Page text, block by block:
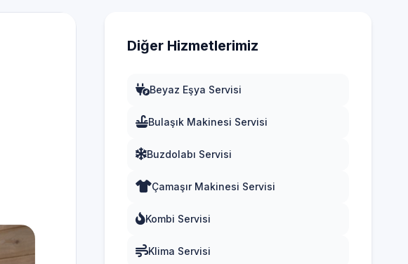
Diğer Hizmetlerimiz
Beyaz Eşya Servisi
Bulaşık Makinesi Servisi
Buzdolabı Servisi
Çamaşır Makinesi Servisi
Kombi Servisi
Klima Servisi